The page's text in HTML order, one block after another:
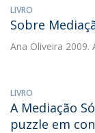
LIVRO
Sobre
Ana Oliveira 2009.
LIVRO
A Mediação
puzzle em